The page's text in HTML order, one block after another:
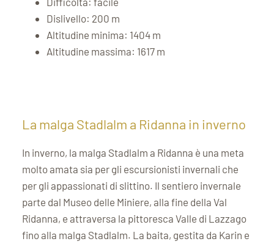
Dislivello: 200 m
Altitudine minima: 1404 m
Altitudine massima: 1617 m
La malga Stadlalm a Ridanna in inverno
In inverno, la malga Stadlalm a Ridanna è una meta
molto amata sia per gli escursionisti invernali che
per gli appassionati di slittino. Il sentiero invernale
parte dal Museo delle Miniere, alla fine della Val
Ridanna, e attraversa la pittoresca Valle di Lazzago
fino alla malga Stadlalm. La baita, gestita da Karin e